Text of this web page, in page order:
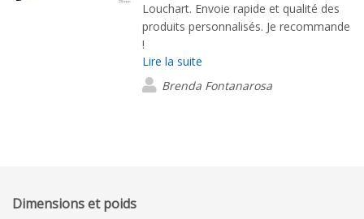
Louchart. Envoie rapide et qualité des
produits personnalisés. Je recommande
!
Lire la suite
Brenda Fontanarosa
Dimensions et poids